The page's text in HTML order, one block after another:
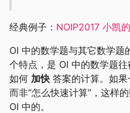
经典例子： NOIP2017 小凯
OI 中的数学题与其它数学题
个特点，是 OI 中的数学题
如何 加快 答案的计算。如果
而非“怎么快速计算”，这样
OI 中的。